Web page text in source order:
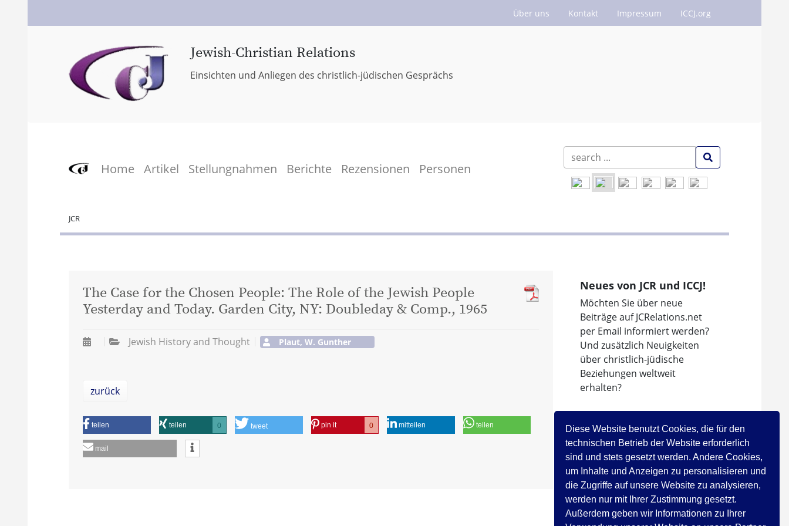
Diese Website benutzt Cookies, die für den
technischen Betrieb der Website erforderlich
sind und stets gesetzt werden. Andere Cookies,
um Inhalte und Anzeigen zu personalisieren und
die Zugriffe auf unsere Website zu analysieren,
werden nur mit Ihrer Zustimmung gesetzt.
Außerdem geben wir Informationen zu Ihrer
Über uns Kontakt Impressum ICCJ.org
Jewish-Christian Relations
Einsichten und Anliegen des christlich-jüdischen Gesprächs
Home Artikel Stellungnahmen Berichte Rezensionen Personen
JCR
Neues von JCR und ICCJ!
Möchten Sie über neue
Beiträge auf JCRelations.net
per Email informiert werden?
Und zusätzlich Neuigkeiten
über christlich-jüdische
Beziehungen weltweit
erhalten?
Dann abonnieren Sie den
Newsletter des
Internationalen Rates der
Christen und Juden!
Jetzt registrieren!
The Case for the Chosen People: The Role of the Jewish People
Yesterday and Today. Garden City, NY: Doubleday & Comp., 1965
Jewish History and Thought Plaut, W. Gunther
zurück
teilen teilen 0 tweet pin it 0 mitteilen teilen
mail